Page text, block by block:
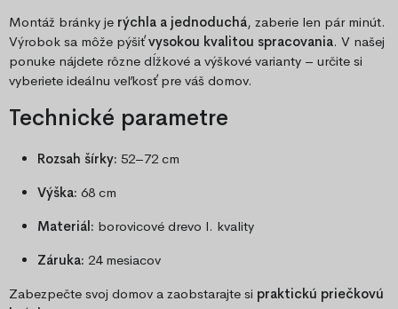
Montáž bránky je rýchla a jednoduchá, zaberie len pár minút.
Výrobok sa môže pýšiťvysokou kvalitou spracovania. V našej
ponuke nájdete rôzne dĺžkové a výškové varianty – určite si
vyberiete ideálnu veľkosť pre váš domov.
Technické parametre
Rozsah šírky: 52–72 cm
Výška: 68 cm
Materiál: borovicové drevo I. kvality
Záruka: 24 mesiacov
Zabezpečte svoj domov a zaobstarajte si praktickú priečkovú